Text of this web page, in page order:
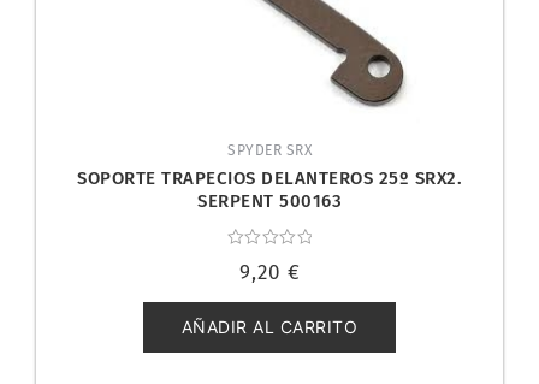
SPYDER SRX
SOPORTE TRAPECIOS DELANTEROS 25º SRX2.
SERPENT 500163
con
de
5
9,20 €
AÑADIR AL CARRITO